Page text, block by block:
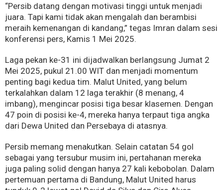
“Persib datang dengan motivasi tinggi untuk menjadi
juara. Tapi kami tidak akan mengalah dan berambisi
meraih kemenangan di kandang,” tegas Imran dalam sesi
konferensi pers, Kamis 1 Mei 2025.
Laga pekan ke-31 ini dijadwalkan berlangsung Jumat 2
Mei 2025, pukul 21.00 WIT dan menjadi momentum
penting bagi kedua tim. Malut United, yang belum
terkalahkan dalam 12 laga terakhir (8 menang, 4
imbang), mengincar posisi tiga besar klasemen. Dengan
47 poin di posisi ke-4, mereka hanya terpaut tiga angka
dari Dewa United dan Persebaya di atasnya.
Persib memang menakutkan. Selain catatan 54 gol
sebagai yang tersubur musim ini, pertahanan mereka
juga paling solid dengan hanya 27 kali kebobolan. Dalam
pertemuan pertama di Bandung, Malut United harus